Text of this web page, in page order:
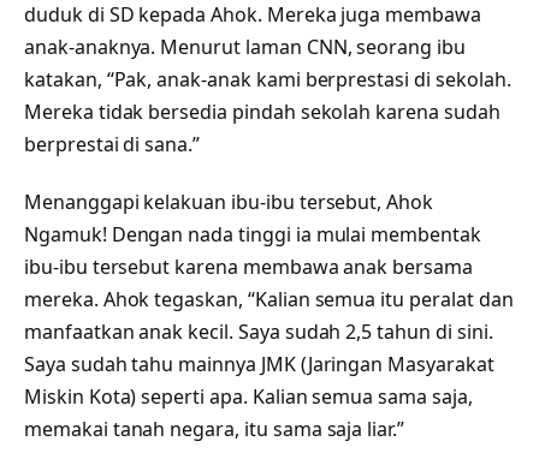
duduk di SD kepada Ahok. Mereka juga membawa
anak-anaknya. Menurut laman CNN, seorang ibu
katakan, “Pak, anak-anak kami berprestasi di sekolah.
Mereka tidak bersedia pindah sekolah karena sudah
berprestai di sana.”
Menanggapi kelakuan ibu-ibu tersebut, Ahok
Ngamuk! Dengan nada tinggi ia mulai membentak
ibu-ibu tersebut karena membawa anak bersama
mereka. Ahok tegaskan, “Kalian semua itu peralat dan
manfaatkan anak kecil. Saya sudah 2,5 tahun di sini.
Saya sudah tahu mainnya JMK (Jaringan Masyarakat
Miskin Kota) seperti apa. Kalian semua sama saja,
memakai tanah negara, itu sama saja liar.”